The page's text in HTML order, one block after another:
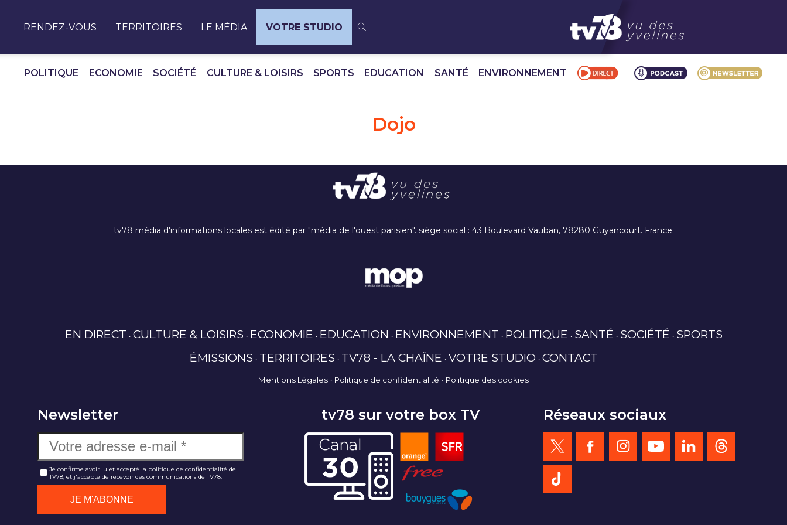
RENDEZ-VOUS TERRITOIRES LE MÉDIA VOTRE STUDIO
POLITIQUE ECONOMIE SOCIÉTÉ CULTURE & LOISIRS SPORTS EDUCATION SANTÉ ENVIRONNEMENT
Dojo
tv78 média d'informations locales est édité par "média de l'ouest parisien". siège social : 43 Boulevard Vauban, 78280 Guyancourt. France.
EN DIRECT CULTURE & LOISIRS ECONOMIE EDUCATION ENVIRONNEMENT POLITIQUE SANTÉ SOCIÉTÉ SPORTS
ÉMISSIONS TERRITOIRES TV78 - LA CHAÎNE VOTRE STUDIO CONTACT
Mentions Légales Politique de confidentialité Politique des cookies
Newsletter
Je confirme avoir lu et accepté la politique de confidentialité de
TV78, et j'accepte de recevoir des communications de TV78.
tv78 sur votre box TV Réseaux sociaux